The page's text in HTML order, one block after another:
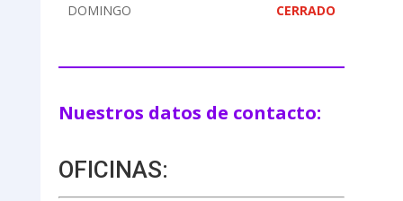
DOMINGO CERRADO
Nuestros datos de contacto:
OFICINAS: